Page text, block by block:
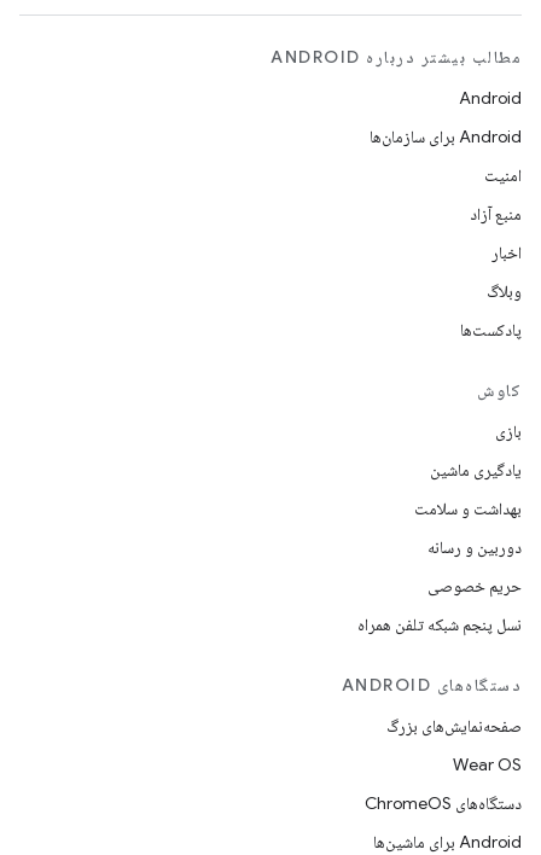
مطالب بیشتر درباره ANDROID
Android
Android برای سازمان‌ها
امنیت
منبع آزاد
اخبار
وبلاگ
پادکست‌ها
کاوش
بازی
یادگیری ماشین
بهداشت و سلامت
دوربین و رسانه
حریم خصوصی
نسل پنجم شبکه تلفن همراه
دستگاه‌های ANDROID
صفحه‌نمایش‌های بزرگ
Wear OS
دستگاه‌های ChromeOS
Android برای ماشین‌ها